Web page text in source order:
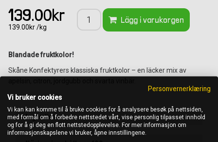
139.00kr
139.00kr /kg
Lägg i varukorgen
Blandade fruktkolor!
Skåne Konfektyrers klassiska fruktkolor – en läcker mix av
Ingredienser
Personvernerklæring
Vi bruker cookies
Vi kan kan komme til å bruke cookies for å analysere besøk på nettsiden,
med formål om å forbedre nettstedet vårt, vise personlig tilpasset innhold
og for å gi deg en flott nettstedopplevelse. For mer informasjon om
informasjonskapslene vi bruker, åpne innstillingene.